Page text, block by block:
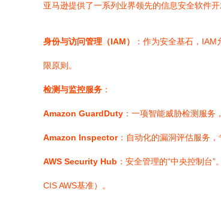
亚马逊提供了一系列业界领先的信息安全软件
身份与访问管理（IAM） ：作为安全基石，
限原则。
检测与监控服务 ：
Amazon GuardDuty ：一项智能威胁检测服
Amazon Inspector：自动化的漏洞评估服务
AWS Security Hub ：安全管理的“中央控制台
CIS AWS基准）。